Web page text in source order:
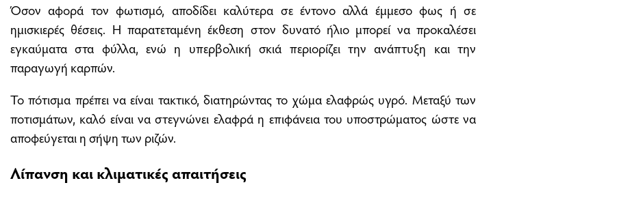
Όσον αφορά τον φωτισμό, αποδίδει καλύτερα σε έντονο αλλά έμμεσο φως ή σε
ημισκιερές θέσεις. Η παρατεταμένη έκθεση στον δυνατό ήλιο μπορεί να προκαλέσει
εγκαύματα στα φύλλα, ενώ η υπερβολική σκιά περιορίζει την ανάπτυξη και την
παραγωγή καρπών.
Το πότισμα πρέπει να είναι τακτικό, διατηρώντας το χώμα ελαφρώς υγρό. Μεταξύ των
ποτισμάτων, καλό είναι να στεγνώνει ελαφρά η επιφάνεια του υποστρώματος ώστε να
αποφεύγεται η σήψη των ριζών.
Λίπανση και κλιματικές απαιτήσεις